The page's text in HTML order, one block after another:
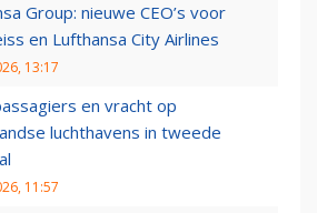
Group: nieuwe CEO’s voor
en Lufthansa City Airlines
13:17
en vracht op
luchthavens in tweede
11:57